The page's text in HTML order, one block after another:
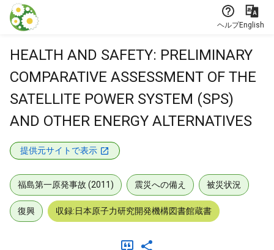
本文に飛ぶ
ヘルプEnglish
HEALTH AND SAFETY: PRELIMINARY
COMPARATIVE ASSESSMENT OF THE
SATELLITE POWER SYSTEM (SPS)
AND OTHER ENERGY ALTERNATIVES
提供元サイトで表示
福島第一原発事故 (2011) 震災への備え 被災状況
復興 収録:日本原子力研究開発機構図書館蔵書